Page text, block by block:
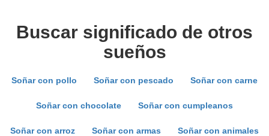
Buscar significado de otros
sueños
Soñar con pollo Soñar con pescado Soñar con carne
Soñar con chocolate Soñar con cumpleanos
Soñar con arroz Soñar con armas Soñar con animales